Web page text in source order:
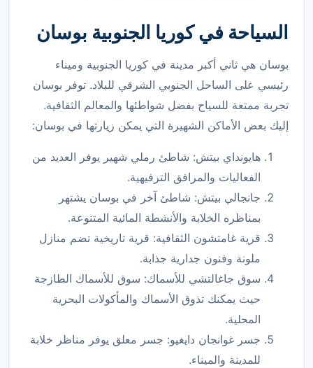
السياحة في كوريا الجنوبية بوسان
بوسان هي ثاني أكبر مدينة في كوريا الجنوبية وميناء
رئيسي على الساحل الجنوبي الشرقي للبلاد. توفر بوسان
تجربة ممتعة للسياح بفضل شواطئها والمعالم الثقافية.
إليك بعض الأماكن الشهيرة التي يمكن زيارتها في بوسان:
هايونداي بيتش: شاطئ رملي شهير يوفر العديد من
الفعاليات والمرافق الترفيهية.
جانجالي بيتش: شاطئ آخر في بوسان يشتهر
بمناظره الخلابة والأنشطة المائية المتنوعة.
قرية غامتشون الثقافية: قرية تاريخية تضم منازل
ملونة وفنون جدارية جذابة.
سوق جاغالتشي للأسماك: سوق للأسماك الطازجة
حيث يمكنك تذوق الأسماك والمأكولات البحرية
المحلية.
جسر غوانجان دايغيو: جسر معلق يوفر مناظر خلابة
للمدينة والميناء.